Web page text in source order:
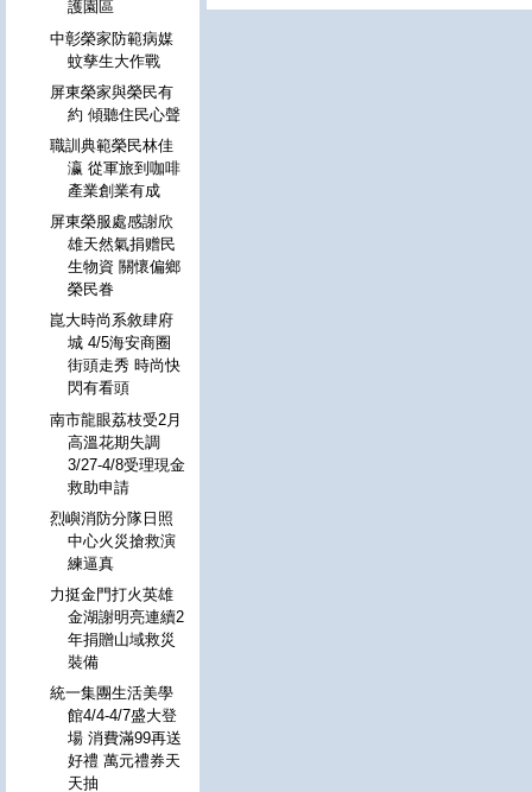
護園區
中彰榮家防範病媒
蚊孳生大作戰
屏東榮家與榮民有
約 傾聽住民心聲
職訓典範榮民林佳
瀛 從軍旅到咖啡
產業創業有成
屏東榮服處感謝欣
雄天然氣捐赠民
生物資 關懷偏鄉
榮民眷
崑大時尚系敘肆府
城 4/5海安商圈
街頭走秀 時尚快
閃有看頭
南市龍眼荔枝受2月
高溫花期失調
3/27-4/8受理現金
救助申請
烈嶼消防分隊日照
中心火災搶救演
練逼真
力挺金門打火英雄
金湖謝明亮連續2
年捐贈山域救災
裝備
統一集團生活美學
館4/4-4/7盛大登
場 消費滿99再送
好禮 萬元禮券天
天抽